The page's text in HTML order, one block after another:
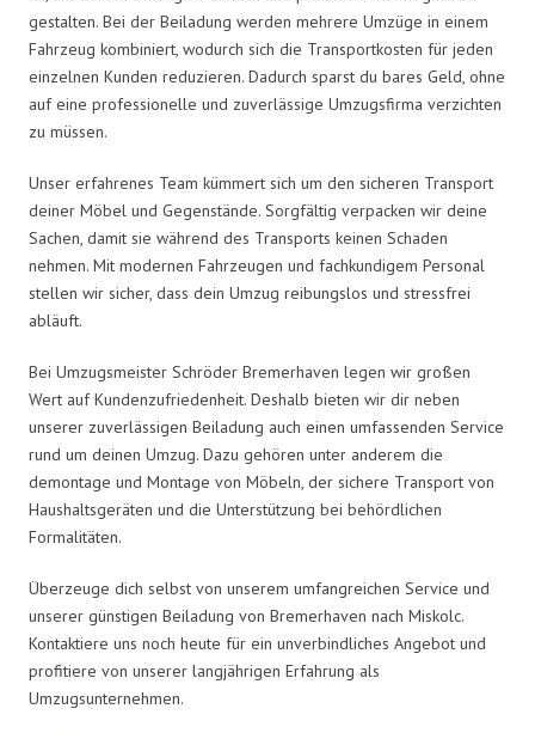
gestalten. Bei der Beiladung werden mehrere Umzüge in einem
Fahrzeug kombiniert, wodurch sich die Transportkosten für jeden
einzelnen Kunden reduzieren. Dadurch sparst du bares Geld, ohne
auf eine professionelle und zuverlässige Umzugsfirma verzichten
zu müssen.
Unser erfahrenes Team kümmert sich um den sicheren Transport
deiner Möbel und Gegenstände. Sorgfältig verpacken wir deine
Sachen, damit sie während des Transports keinen Schaden
nehmen. Mit modernen Fahrzeugen und fachkundigem Personal
stellen wir sicher, dass dein Umzug reibungslos und stressfrei
abläuft.
Bei Umzugsmeister Schröder Bremerhaven legen wir großen
Wert auf Kundenzufriedenheit. Deshalb bieten wir dir neben
unserer zuverlässigen Beiladung auch einen umfassenden Service
rund um deinen Umzug. Dazu gehören unter anderem die
demontage und Montage von Möbeln, der sichere Transport von
Haushaltsgeräten und die Unterstützung bei behördlichen
Formalitäten.
Überzeuge dich selbst von unserem umfangreichen Service und
unserer günstigen Beiladung von Bremerhaven nach Miskolc.
Kontaktiere uns noch heute für ein unverbindliches Angebot und
profitiere von unserer langjährigen Erfahrung als
Umzugsunternehmen.